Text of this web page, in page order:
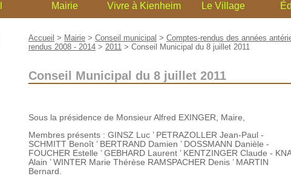
Mairie Vivre à Kienheim Le Village
Accueil > Mairie > Conseil municipal > Comptes-rendus des années
rendus 2008 - 2014 > 2011 > Conseil Municipal du 8 juillet 2011
Conseil Municipal du 8 juillet 2011
Sous la présidence de Monsieur Alfred EXINGER, Maire,
Membres présents : GINSZ Luc ’ PETRAZOLLER Jean-Paul -
SCHMITT Benoît ’ BERTRAND Damien ’ DOSSMANN Danièle -
FOUCHER Estelle ’ GEBHARD Laurent ’ KENTZINGER Claude -
Alain ’ WINTER Marie Thérèse RAMSPACHER Denis ’ MARTIN
Bernard.